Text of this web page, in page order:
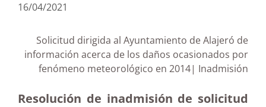
16/04/2021
Solicitud dirigida al Ayuntamiento de Alajeró de
información acerca de los daños ocasionados por
fenómeno meteorológico en 2014| Inadmisión
Resolución de inadmisión de solicitud